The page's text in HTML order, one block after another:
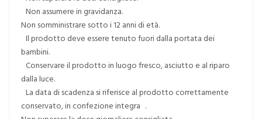
Non assumere in gravidanza.
Non somministrare sotto i 12 anni di età.
Il prodotto deve essere tenuto fuori dalla portata dei
bambini.
Conservare il prodotto in luogo fresco, asciutto e al riparo
dalla luce.
La data di scadenza si riferisce al prodotto correttamente
conservato, in confezione integra .